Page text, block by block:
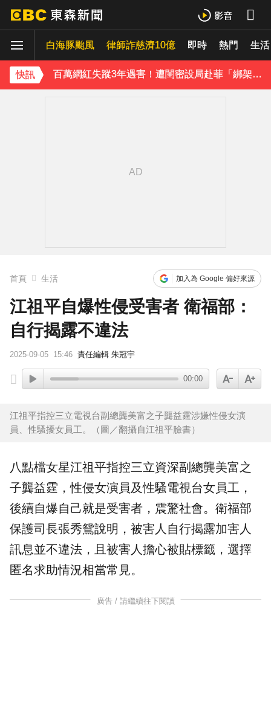
白海豚颱風 律師詐慈濟10億 即時 熱門 生活
快訊
庹宗康資產全給老婆！「名下只剩1台車」結婚15年保鮮秘訣曝
百萬網紅失蹤3年遇害！遭閨密設局赴菲「綁架撕票」千萬贖金救不回
首頁 生活 加入為 Google 偏好來源
江祖平自爆性侵受害者 衛福部：
自行揭露不違法
2025-09-05 15:46 責任編輯 朱冠宇
00:00
江祖平指控三立電視台副總龔美富之子龔益霆涉嫌性侵女演
員、性騷擾女員工。（圖／翻攝自江祖平臉書）
八點檔女星江祖平指控三立資深副總龔美富之
子龔益霆 ，性侵女演員及性騷電視台女員工，
後續自爆自己就是受害者，震驚社會。 衛福部
保護司長張秀鴛說明，被害人自行揭露加害人
訊息並不違法，且被害人擔心被貼標籤，選擇
匿名求助情況相當常見。
廣告 / 請繼續往下閱讀